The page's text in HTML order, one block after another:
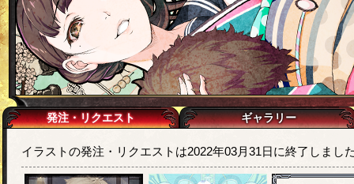
発注・リクエスト ギャラリー
イラストの発注・リクエストは2022年03月31日に終了しまし